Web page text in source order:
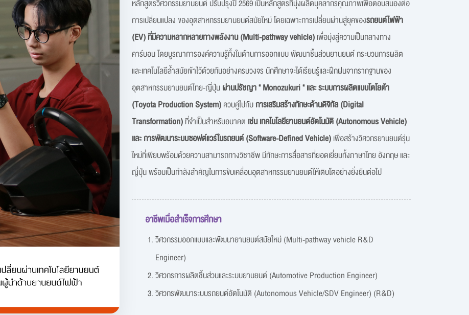
หลักสูตรวิศวกรรมยานยนต์ ปรับปรุงปี 2569 เป็นหลักสูตรที่มุ่งผลิตบุคลากรคุณภาพเพื่อตอบสนองต่อ
การเปลี่ยนแปลง ของอุตสาหกรรมยานยนต์สมัยใหม่ โดยเฉพาะการเปลี่ยนผ่านสู่ยุคของรถยนต์ไฟฟ้า
(EV) ที่มีความหลากหลายทางพลังงาน (Multi-pathway vehicle)เพื่อมุ่งสู่ความเป็นกลางทาง
คาร์บอน โดยบูรณาการองค์ความรู้ทั้งในด้านการออกแบบ พัฒนาชิ้นส่วนยานยนต์ กระบวนการผลิต
และเทคโนโลยีล้ำสมัยเข้าไว้ด้วยกันอย่างครบวงจร นักศึกษาจะได้เรียนรู้และฝึกฝนจากรากฐานของ
อุตสาหกรรมยานยนต์ไทย-ญี่ปุ่นผ่านปรัชญา " Monozukuri " และ ระบบการผลิตแบบโตโยต้า
(Toyota Production System)ควบคู่ไปกับการเสริมสร้างทักษะด้านดิจิทัล (Digital
Transformation)ที่จำเป็นสำหรับอนาคต เช่น เทคโนโลยียานยนต์อัตโนมัติ (Autonomous Vehicle)
และ การพัฒนาระบบซอฟต์แวร์ในรถยนต์ (Software-Defined Vehicle)เพื่อสร้างวิศวกรยานยนต์รุ่น
ใหม่ที่เพียบพร้อมด้วยความสามารถทางวิชาชีพ มีทักษะการสื่อสารที่ยอดเยี่ยมทั้งภาษาไทย อังกฤษ และ
ญี่ปุ่น พร้อมเป็นกำลังสำคัญในการขับเคลื่อนอุตสาหกรรมยานยนต์ให้เติบโตอย่างยั่งยืนต่อไป
อาชีพเมื่อสำเร็จการศึกษา
วิศวกรรมออกแบบและพัฒนายานยนต์สมัยใหม่ (Multi-pathway vehicle R&D
Engineer)
วิศวกรการผลิตชิ้นส่วนและระบบยานยนต์ (Automotive Production Engineer)
วิศวกรพัฒนาระบบรถยนต์อัตโนมัติ (Autonomous Vehicle/SDV Engineer) (R&D)